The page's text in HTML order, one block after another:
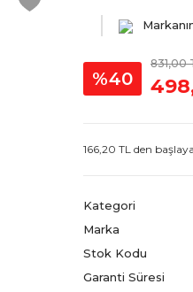
%40
831,00
166,20 TL den
Kategori
Marka
Stok Kodu
Garanti Süresi